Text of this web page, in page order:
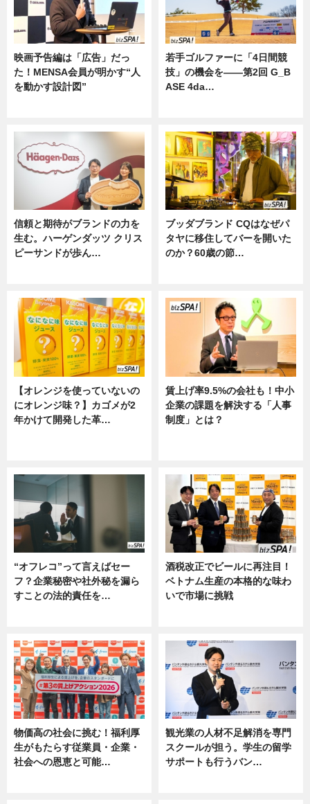
映画予告編は「広告」だっ
た！MENSA会員が明かす“人
を動かす設計図”
若手ゴルファーに「4日間競
技」の機会を——第2回 G_B
ASE 4da…
信頼と期待がブランドの力を
生む。ハーゲンダッツ クリス
ピーサンドが歩ん…
ブッダブランド CQはなぜパ
タヤに移住してバーを開いた
のか？60歳の節…
【オレンジを使っていないの
にオレンジ味？】カゴメが2
年かけて開発した革…
賃上げ率9.5%の会社も！中小
企業の課題を解決する「人事
制度」とは？
“オフレコ”って言えばセー
フ？企業秘密や社外秘を漏ら
すことの法的責任を…
酒税改正でビールに再注目！
ベトナム生産の本格的な味わ
いで市場に挑戦
物価高の社会に挑む！福利厚
生がもたらす従業員・企業・
社会への恩恵と可能…
観光業の人材不足解消を専門
スクールが担う。学生の留学
サポートも行うバン…